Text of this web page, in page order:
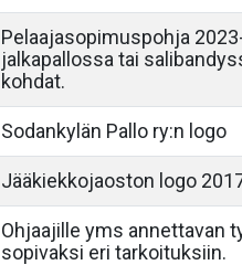
Pelaajasopimuspohja
jalkapallossa tai
kohdat.
Sodankylän Pallo ry:n logo
Jääkiekkojaoston logo
Ohjaajille yms annettavan
sopivaksi eri tarkoituksiin.